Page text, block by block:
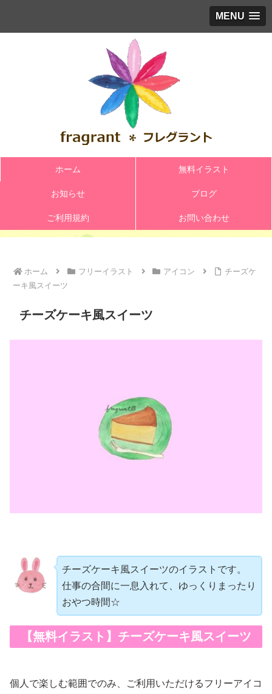
MENU
ホーム 無料イラスト
お知らせ ブログ
ご利用規約 お問い合わせ
ホーム フリーイラスト アイコン
チーズケ
ーキ風スイーツ
チーズケーキ風スイーツ
チーズケーキ風スイーツのイラストです。
仕事の合間に一息入れて、ゆっくりまったり
おやつ時間☆
【無料イラスト】チーズケーキ風スイーツ
個人で楽しむ範囲でのみ、ご利用いただけるフリーアイコ